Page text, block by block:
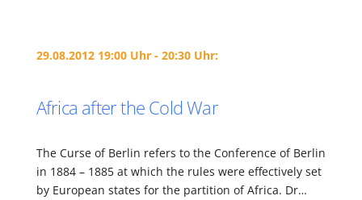
29.08.2012 19:00 Uhr - 20:30 Uhr:
Africa after the Cold War
The Curse of Berlin refers to the Conference of Berlin
in 1884 – 1885 at which the rules were effectively set
by European states for the partition of Africa. Dr…